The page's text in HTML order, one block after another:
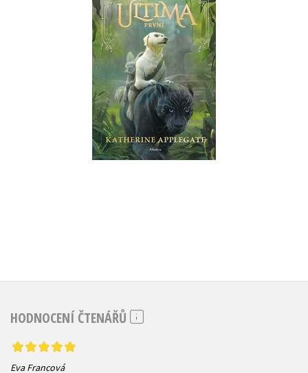
Ultima (2): První
Katherine Applegateová
Do košíku
369 Kč
295 Kč
HODNOCENÍ ČTENÁŘŮ
Eva Francová